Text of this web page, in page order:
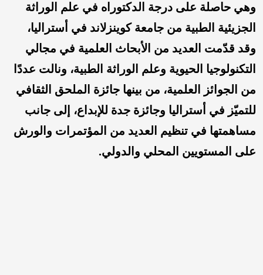
وهي حاصلة على درجة الدكتوراه في علم الوراثة
الجزيئية الطبية من جامعة كوينزلاند في أستراليا،
وقد قدّمت العديد من الأبحاث العلمية في مجالي
التكنولوجيا الحيوية وعلم الوراثة الطبية، ونالت عددًا
من الجوائز العلمية، من بينها جائزة الملحق الثقافي
للتميّز في أستراليا وجائزة جدة للإبداع، إلى جانب
مساهمتها في تنظيم العديد من المؤتمرات والورش
على المستويين المحلي والدولي.